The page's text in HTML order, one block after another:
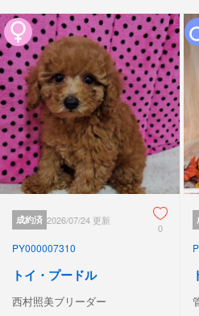
成約済 2026/07/24 更新
0
PY000007310
トイ・プードル
西村照美ブリーダー